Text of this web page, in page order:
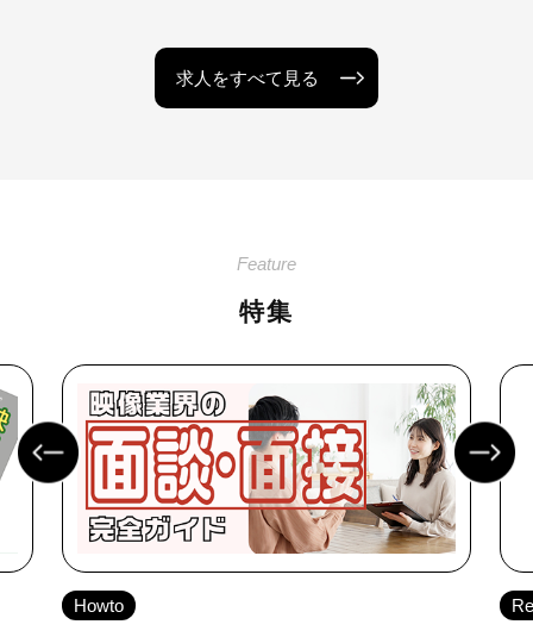
求人をすべて見る
Feature
特集
Recruitment